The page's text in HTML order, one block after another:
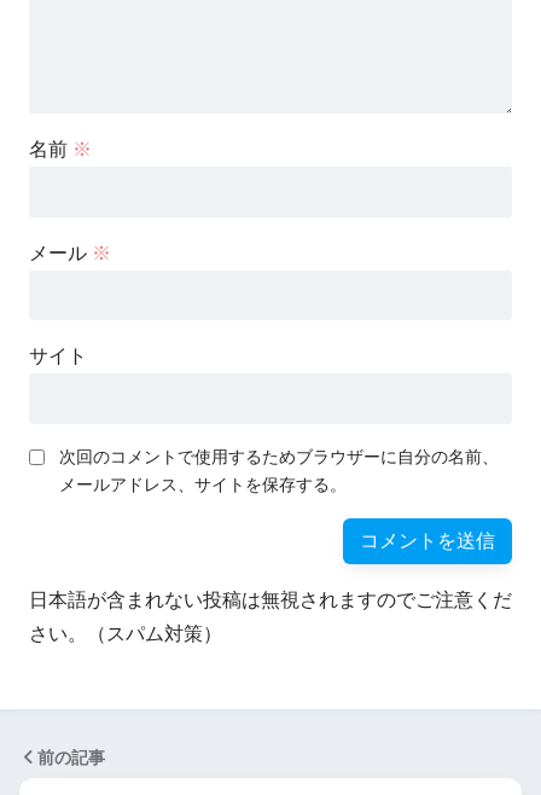
名前 ※
メール ※
サイト
次回のコメントで使用するためブラウザーに自分の名前、
メールアドレス、サイトを保存する。
日本語が含まれない投稿は無視されますのでご注意くだ
さい。（スパム対策）
前の記事